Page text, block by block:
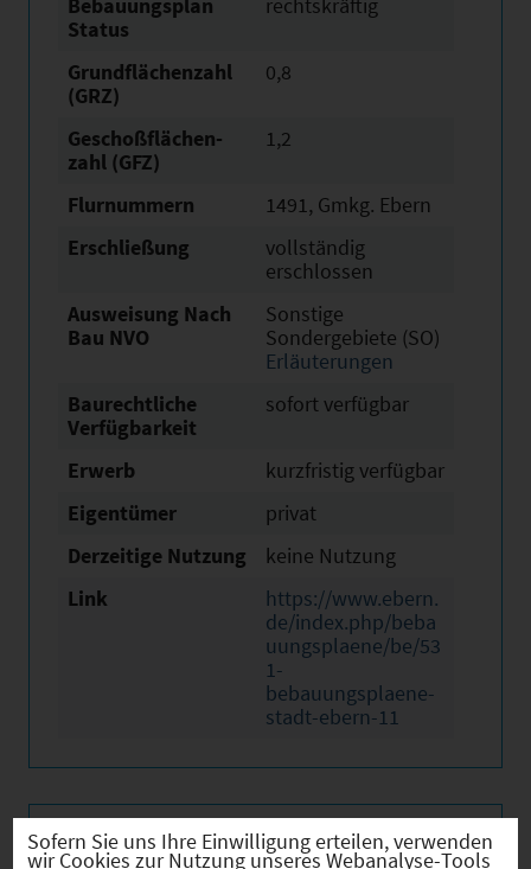
Status
Grundflächen­zahl
(GRZ)
0,8
Geschoßflächen­
zahl (GFZ)
1,2
Flurnummern
1491, Gmkg. Ebern
Erschließung
vollständig
erschlossen
Ausweisung Nach
Bau NVO
Sonstige
Sondergebiete (SO)
Erläuterungen
Baurechtliche
Verfügbarkeit
sofort verfügbar
Erwerb
kurzfristig verfügbar
Eigentümer
privat
Derzeitige Nutzung
keine Nutzung
Link
https://www.ebern.
de/index.php/beba
uungsplaene/be/53
1-
bebauungsplaene-
stadt-ebern-11
Verkehr
Sofern Sie uns Ihre Einwilligung erteilen, verwenden
wir Cookies zur Nutzung unseres Webanalyse-Tools